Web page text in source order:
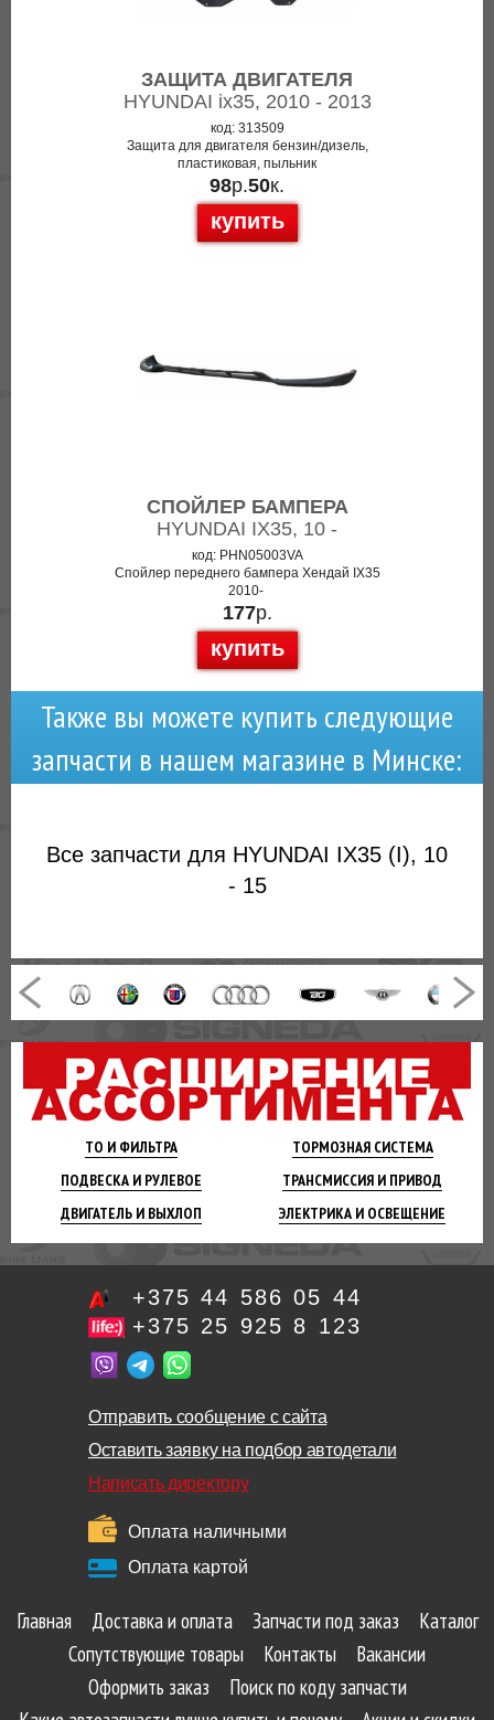
ТО И ФИЛЬТРА ТОРМОЗНАЯСИСТЕМА
ПОДВЕСКА И РУЛЕВОЕ ТРАНСМИССИЯ И ПРИВОД
ДВИГАТЕЛЬ И ВЫХЛОП ЭЛЕКТРИКА И ОСВЕЩЕНИЕ
ЗАЩИТА ДВИГАТЕЛЯ
HYUNDAI ix35, 2010 - 2013
код: 313509
Защита для двигателя бензин/дизель,
пластиковая, пыльник
98р.50к.
купить
СПОЙЛЕР БАМПЕРА
HYUNDAI IX35, 10 -
код: PHN05003VA
Спойлер переднего бампера Хендай IX35
2010-
177р.
купить
Также вы можете купить следующие
запчасти в нашем магазине в Минске:
Все запчасти для HYUNDAI IX35 (I), 10
- 15
+375 44 586 05 44
+375 25 925 8 123
Отправить сообщение с сайта
Оставить заявку на подбор автодетали
Написать директору
Оплата наличными
Оплата картой
Главная Доставка и оплата Запчасти под заказ
Каталог
Сопутствующие товары
Контакты
Вакансии
Оформить заказ
Поиск по коду запчасти